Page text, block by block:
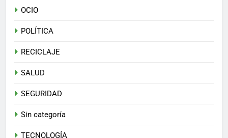
OCIO
POLÍTICA
RECICLAJE
SALUD
SEGURIDAD
Sin categoría
TECNOLOGÍA